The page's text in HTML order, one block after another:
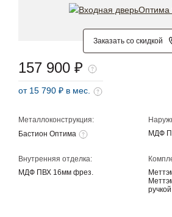
Заказать со скидкой
Металлоконструкция:
Бастион Оптима
МДФ
Внутренняя отделка:
МДФ ПВХ 16мм фрез.
ручкой
157 900 ₽
от 15 790 ₽ в мес.